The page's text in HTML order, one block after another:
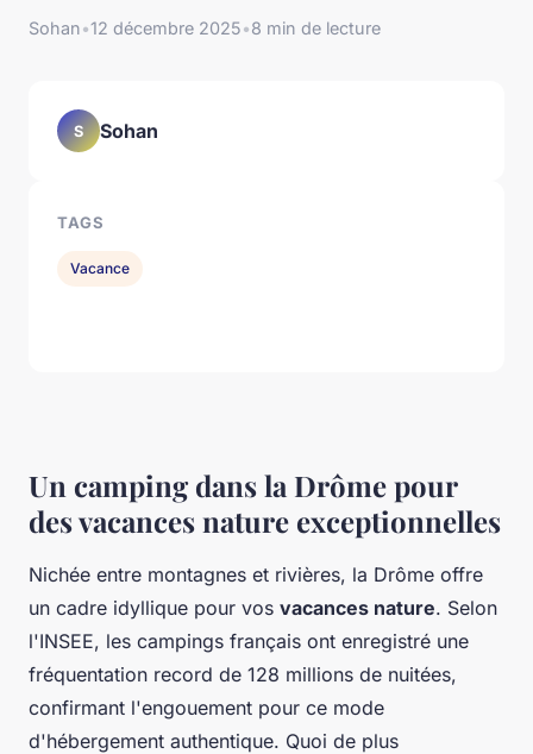
Sohan•12 décembre 2025•8 min de lecture
Un camping dans la Drôme pour
des vacances nature exceptionnelles
Nichée entre montagnes et rivières, la Drôme offre
un cadre idyllique pour vos vacances nature. Selon
l'INSEE, les campings français ont enregistré une
fréquentation record de 128 millions de nuitées,
confirmant l'engouement pour ce mode
d'hébergement authentique. Quoi de plus
S Sohan
TAGS
Vacance